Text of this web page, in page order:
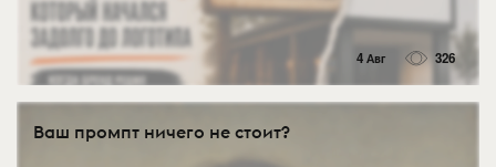
4 Авг 326
Ваш промпт ничего не стоит?